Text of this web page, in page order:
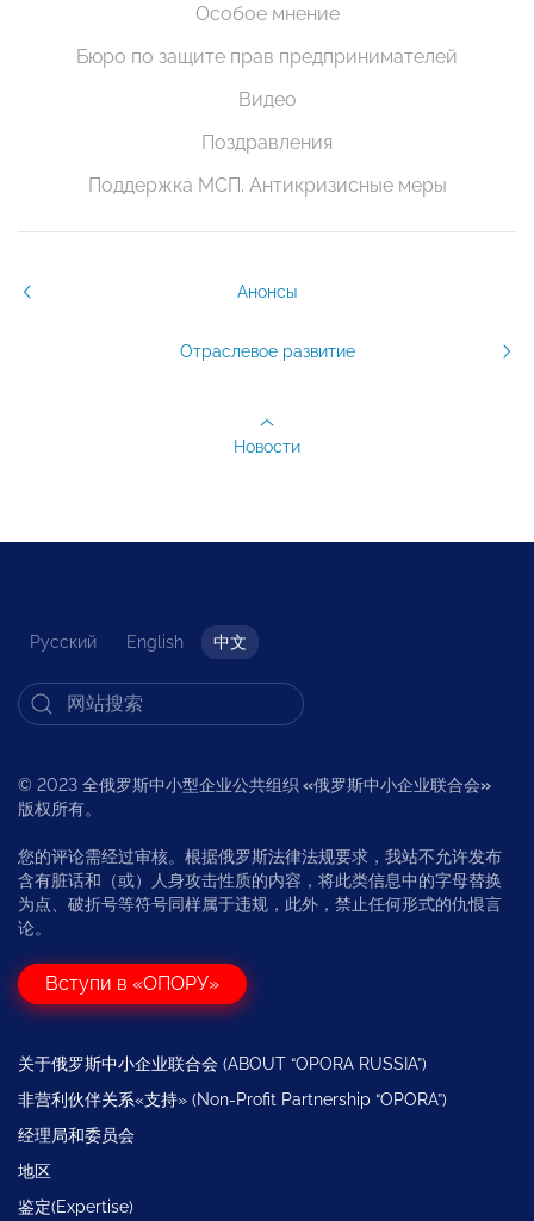
Особое мнение
Бюро по защите прав предпринимателей
Видео
Поздравления
Поддержка МСП. Антикризисные меры
Анонсы
Отраслевое развитие
Новости
Русский English 中文
© 2023 全俄罗斯中小型企业公共组织 «俄罗斯中小企业联合会»
版权所有。
您的评论需经过审核。根据俄罗斯法律法规要求，我站不允许发布
含有脏话和（或）人身攻击性质的内容，将此类信息中的字母替换
为点、破折号等符号同样属于违规，此外，禁止任何形式的仇恨言
论。
Вступи в «ОПОРУ»
关于俄罗斯中小企业联合会 (ABOUT “OPORA RUSSIA”)
非营利伙伴关系«支持» (Non-Profit Partnership “OPORA”)
经理局和委员会
地区
鉴定(Expertise)